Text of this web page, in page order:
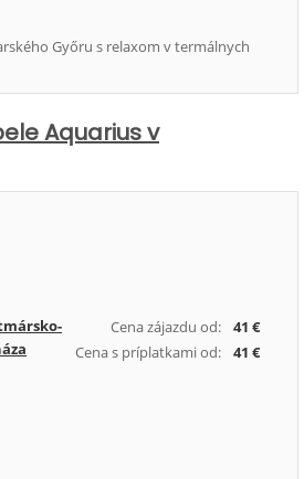
Győru s relaxom v termálnych
Aquarius v
Cena zájazdu od:
41 €
Cena s príplatkami od:
41 €